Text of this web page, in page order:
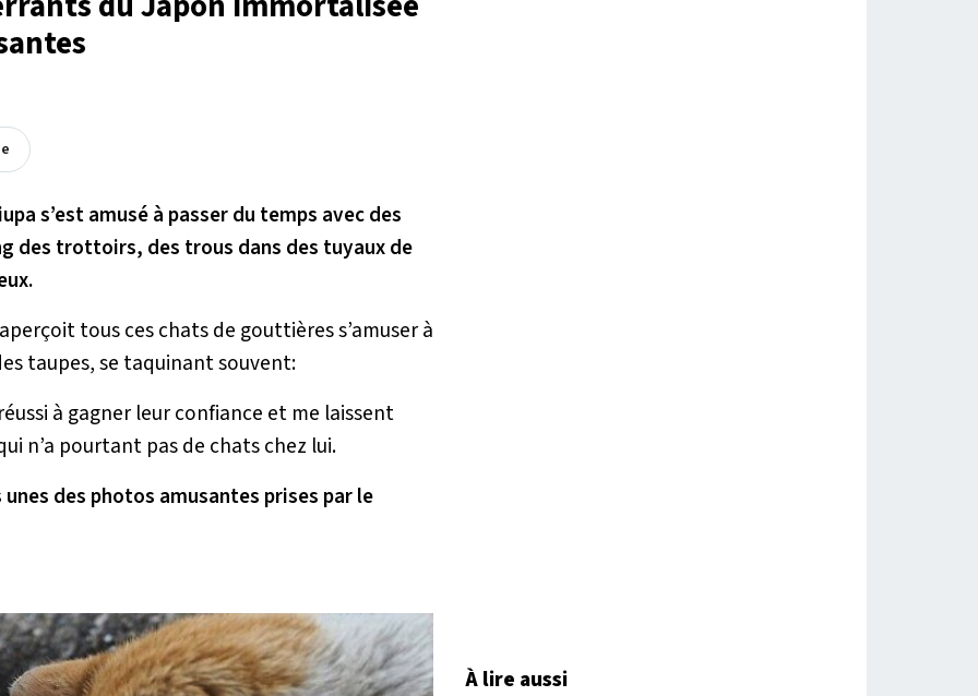
s’est amusé à passer du temps avec des
des trottoirs, des trous dans des tuyaux de
tous ces chats de gouttières s’amuser à
taupes, se taquinant souvent:
à gagner leur confiance et me laissent
n’a pourtant pas de chats chez lui.
des photos amusantes prises par le
À lire aussi